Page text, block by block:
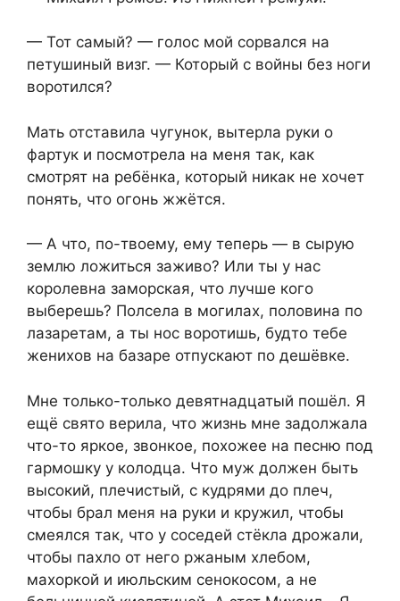
— Тот самый? — голос мой сорвался на
петушиный визг. — Который с войны без ноги
воротился?
Мать отставила чугунок, вытерла руки о
фартук и посмотрела на меня так, как
смотрят на ребёнка, который никак не хочет
понять, что огонь жжётся.
— А что, по-твоему, ему теперь — в сырую
землю ложиться заживо? Или ты у нас
королевна заморская, что лучше кого
выберешь? Полсела в могилах, половина по
лазаретам, а ты нос воротишь, будто тебе
женихов на базаре отпускают по дешёвке.
Мне только-только девятнадцатый пошёл. Я
ещё свято верила, что жизнь мне задолжала
что-то яркое, звонкое, похожее на песню под
гармошку у колодца. Что муж должен быть
высокий, плечистый, с кудрями до плеч,
чтобы брал меня на руки и кружил, чтобы
смеялся так, что у соседей стёкла дрожали,
чтобы пахло от него ржаным хлебом,
махоркой и июльским сенокосом, а не